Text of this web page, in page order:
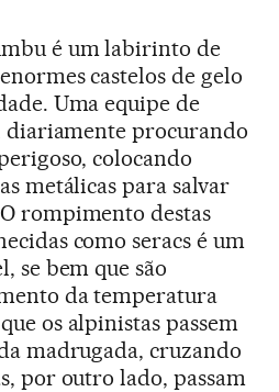
é um labirinto de
castelos de gelo
Uma equipe de
procurando
colocando
metálicas para salvar
rompimento destas
como seracs é um
se bem que são
da temperatura
os alpinistas passem
madrugada, cruzando
por outro lado, passam